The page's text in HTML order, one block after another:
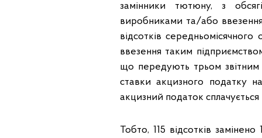
замінники тютюну, з
виробниками та/або
відсотків середньомісячного
ввезення таким
що передують трьом звітним
ставки акцизного податку
акцизний податок сплачується
Тобто, 115 відсотків